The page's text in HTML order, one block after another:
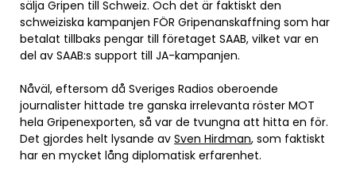
sälja Gripen till Schweiz. Och det är faktiskt den
schweiziska kampanjen FÖR Gripenanskaffning som har
betalat tillbaks pengar till företaget SAAB, vilket var en
del av SAAB:s support till JA-kampanjen.
Nåväl, eftersom då Sveriges Radios oberoende
journalister hittade tre ganska irrelevanta röster MOT
hela Gripenexporten, så var de tvungna att hitta en för.
Det gjordes helt lysande av Sven Hirdman, som faktiskt
har en mycket lång diplomatisk erfarenhet.